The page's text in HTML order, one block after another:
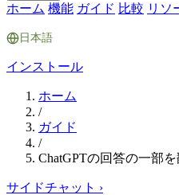
ホーム 機能 ガイド 比較 リソ
日本語
インストール
ホーム
/
ガイド
/
ChatGPTの回答の一部
サイドチャット ›